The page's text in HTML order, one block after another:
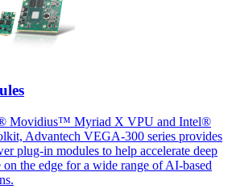
Movidius™ Myriad X VPU and Intel®
Advantech VEGA-300 series provides
plug-in modules to help accelerate deep
the edge for a wide range of AI-based